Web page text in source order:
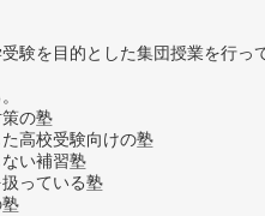
験を目的とした集団授業を行っ
策の塾
高校受験向けの塾
ない補習塾
扱っている塾
塾